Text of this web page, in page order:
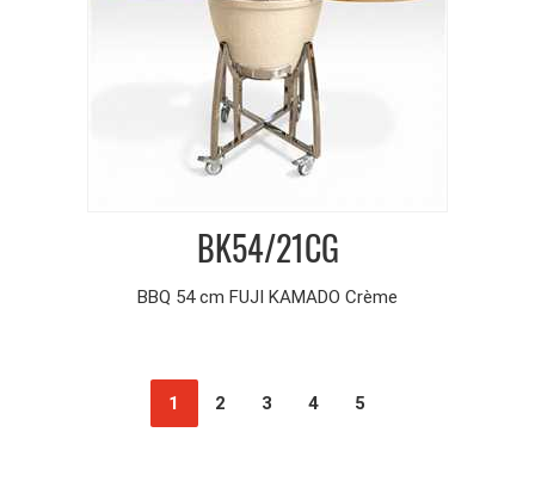
BK54/21CG
BBQ 54 cm FUJI KAMADO Crème
1 2 3 4 5